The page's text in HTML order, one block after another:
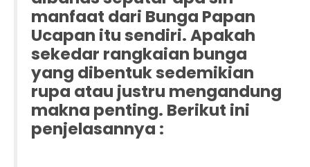
manfaat dari Bunga Papan
Ucapan itu sendiri. Apakah
sekedar rangkaian bunga
yang dibentuk sedemikian
rupa atau justru mengandung
makna penting. Berikut ini
penjelasannya :